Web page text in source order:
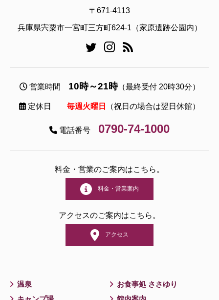
〒671-4113
兵庫県宍粟市一宮町三方町624-1（家原遺跡公園内）
営業時間 10時～21時（最終受付 20時30分）
定休日 毎週火曜日 （祝日の場合は翌日休館）
電話番号 0790-74-1000
料金・営業のご案内はこちら。
料金・営業案内
アクセスのご案内はこちら。
アクセス
温泉
お食事処 ささゆり